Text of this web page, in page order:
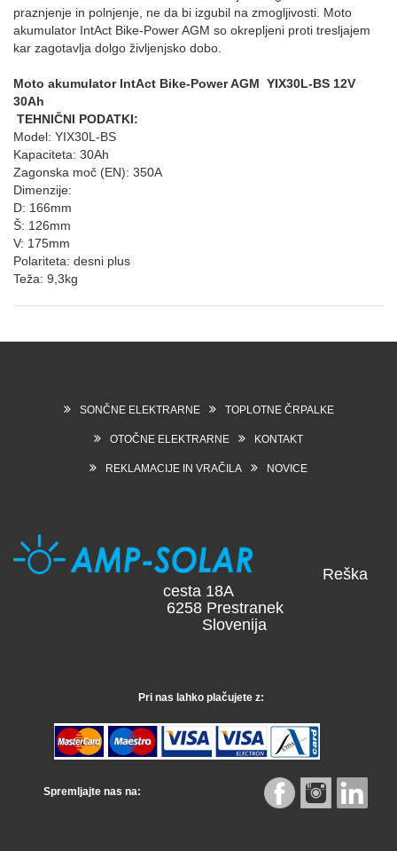
praznjenje in polnjenje, ne da bi izgubil na zmogljivosti. Moto
akumulator IntAct Bike-Power AGM so okrepljeni proti tresljajem
kar zagotavlja dolgo življenjsko dobo.
Moto akumulator IntAct Bike-Power AGM YIX30L-BS 12V
30Ah
TEHNIČNI PODATKI:
Model: YIX30L-BS
Kapaciteta: 30Ah
Zagonska moč (EN): 350A
Dimenzije:
D: 166mm
Š: 126mm
V: 175mm
Polariteta: desni plus
Teža: 9,3kg
SONČNE ELEKTRARNE TOPLOTNE ČRPALKE
OTOČNE ELEKTRARNE KONTAKT
REKLAMACIJE IN VRAČILA NOVICE
Reška
cesta 18A
6258 Prestranek
Slovenija
Pri nas lahko plačujete z:
Spremljajte nas na: